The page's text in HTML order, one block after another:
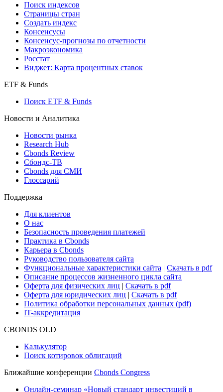
Поиск индексов
Страницы стран
Создать индекс
Консенсусы
Консенсус-прогнозы по отчетности
Макроэкономика
Росстат
Виджет: Карта процентных ставок
ETF & Funds
Поиск ETF & Funds
Новости и Аналитика
Новости рынка
Research Hub
Cbonds Review
Сбондс-ТВ
Cbonds для СМИ
Глоссарий
Поддержка
Для клиентов
О нас
Безопасность проведения платежей
Практика в Cbonds
Карьера в Cbonds
Руководство пользователя сайта
Функциональные характеристики сайта | Скачать в pdf
Описание процессов жизненного цикла сайта
Оферта для физических лиц | Скачать в pdf
Оферта для юридических лиц | Скачать в pdf
Политика обработки персональных данных (pdf)
IT-аккредитация
CBONDS OLD
Калькулятор
Поиск котировок облигаций
Ближайшие конференции Cbonds Congress
Онлайн-семинар «Новый стандарт инвестиций в